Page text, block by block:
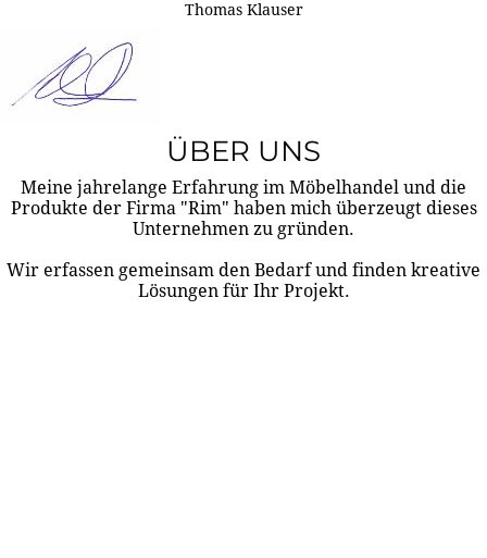
Thomas Klauser
ÜBER UNS
Meine jahrelange Erfahrung im Möbelhandel und die
Produkte der Firma "Rim" haben mich überzeugt dieses
Unternehmen zu gründen.
Wir erfassen gemeinsam den Bedarf und finden kreative
Lösungen für Ihr Projekt.